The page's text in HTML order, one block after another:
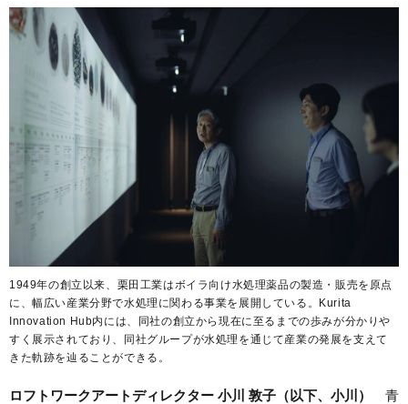
1949年の創立以来、栗田工業はボイラ向け水処理薬品の製造・販売を原点
に、幅広い産業分野で水処理に関わる事業を展開している。Kurita
Innovation Hub内には、同社の創立から現在に至るまでの歩みが分かりや
すく展示されており、同社グループが水処理を通じて産業の発展を支えて
きた軌跡を辿ることができる。
ロフトワークアートディレクター 小川 敦子（以下、小川）
青